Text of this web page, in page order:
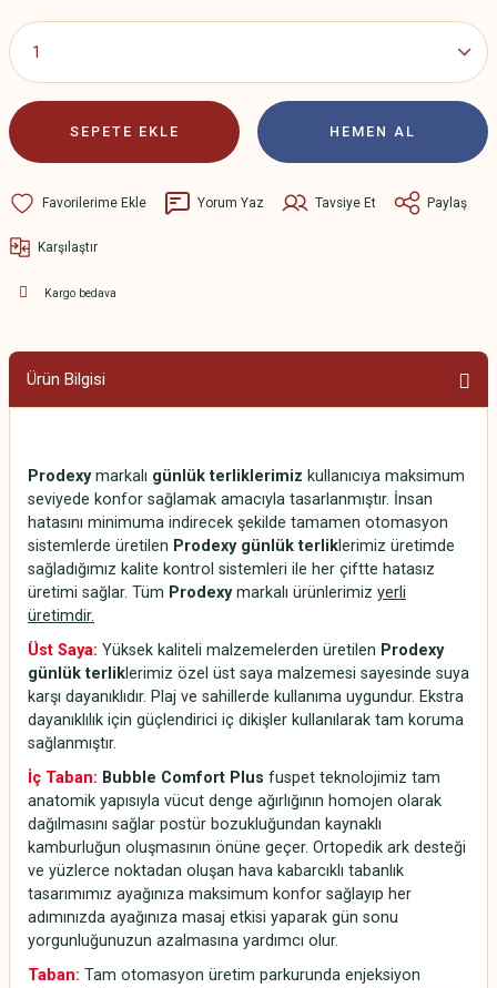
SEPETE EKLE HEMEN AL
Yorum Yaz Tavsiye Et Paylaş
Karşılaştır
Kargo bedava
Ürün Bilgisi
Prodexymarkalı günlük terliklerimiz kullanıcıya maksimum
seviyede konfor sağlamak amacıyla tasarlanmıştır. İnsan
hatasını minimuma indirecek şekilde tamamen otomasyon
sistemlerde üretilen Prodexy günlük terliklerimiz üretimde
sağladığımız kalite kontrol sistemleri ile her çiftte hatasız
üretimi sağlar. Tüm Prodexymarkalı ürünlerimiz yerli
üretimdir.
Üst Saya: Yüksek kaliteli malzemelerden üretilen Prodexy
günlük terliklerimiz özel üst saya malzemesi sayesinde suya
karşı dayanıklıdır. Plaj ve sahillerde kullanıma uygundur. Ekstra
dayanıklılık için güçlendirici iç dikişler kullanılarak tam koruma
sağlanmıştır.
İç Taban: Bubble Comfort Plus fuspet teknolojimiz tam
anatomik yapısıyla vücut denge ağırlığının homojen olarak
dağılmasını sağlar postür bozukluğundan kaynaklı
kamburluğun oluşmasının önüne geçer. Ortopedik ark desteği
ve yüzlerce noktadan oluşan hava kabarcıklı tabanlık
tasarımımız ayağınıza maksimum konfor sağlayıp her
adımınızda ayağınıza masaj etkisi yaparak gün sonu
yorgunluğunuzun azalmasına yardımcı olur.
Taban: Tam otomasyon üretim parkurunda enjeksiyon